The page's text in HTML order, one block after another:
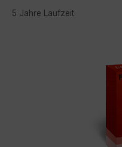
5 Jahre Laufzeit